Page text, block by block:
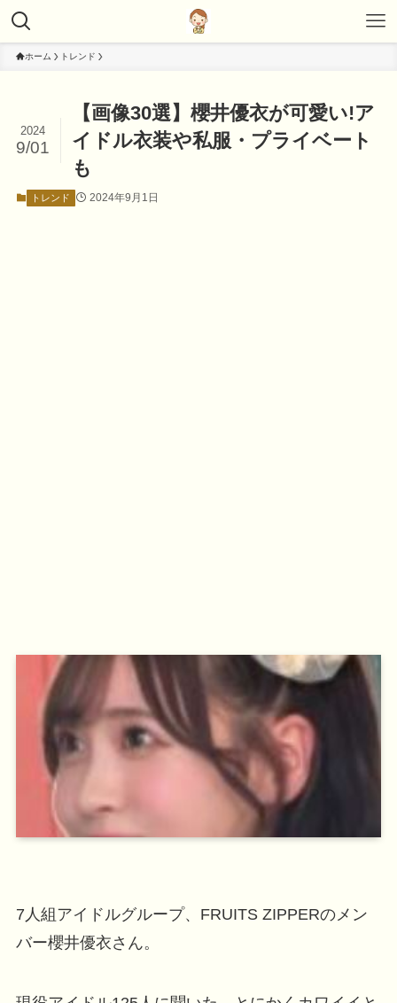
ホーム トレンド
【画像30選】櫻井優衣が可愛い!ア
イドル衣装や私服・プライベート
も
2024
9/01
トレンド 2024年9月1日
7人組アイドルグループ、FRUITS ZIPPERのメン
バー櫻井優衣さん。